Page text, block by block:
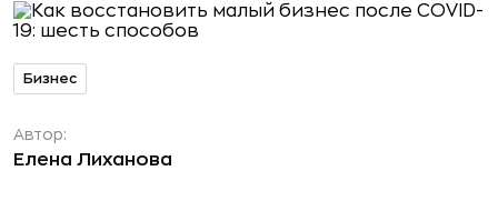
Бизнес
Автор:
Елена Лиханова